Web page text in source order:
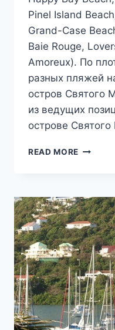
Pinel Island
Grand-Case
Baie Rouge,
Amoreux). По
разных пляжей
остров Святого
из ведущих
острове
READ MORE ЛУЧШИЕ
ЧАСТЬ